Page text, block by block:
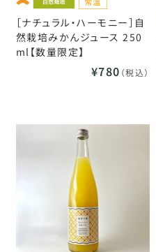
［ナチュラル・ハーモニー］自
然栽培みかんジュース 250
ml【数量限定】
¥780 （税込）